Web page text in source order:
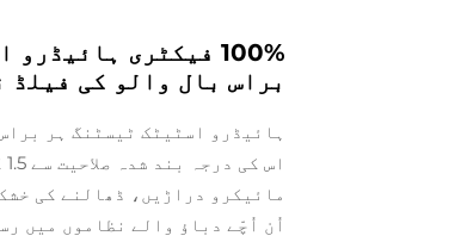
براس بال والو کی
ہائیڈرو اسٹیٹک ٹیسٹنگ ہر